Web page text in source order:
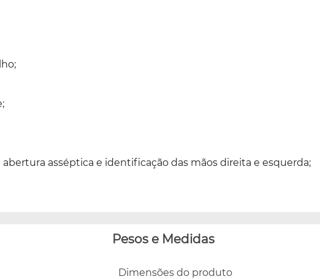
asséptica e identificação das mãos direita e esquerda;
Pesos e Medidas
Dimensões do produto